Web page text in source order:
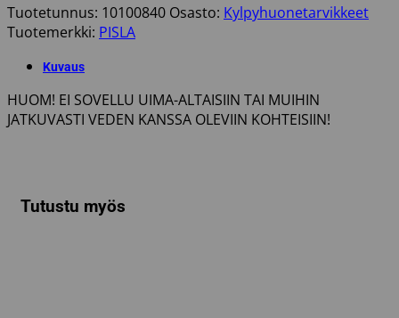
Tuotetunnus: 10100840 Osasto: Kylpyhuonetarvikkeet
Tuotemerkki: PISLA
Kuvaus
HUOM! EI SOVELLU UIMA-ALTAISIIN TAI MUIHIN
JATKUVASTI VEDEN KANSSA OLEVIIN KOHTEISIIN!
Tutustu myös